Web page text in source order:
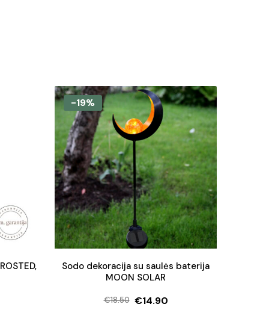
-19%
Sodo dekoracija su saulės baterija
MOON SOLAR
€18.50
Original
€14.90
Current